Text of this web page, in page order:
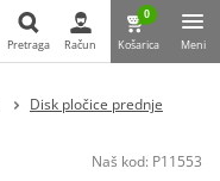
Pretraga
Pretraga Račun
0
Košarica Meni
Disk pločice prednje
Naš kod: P11553